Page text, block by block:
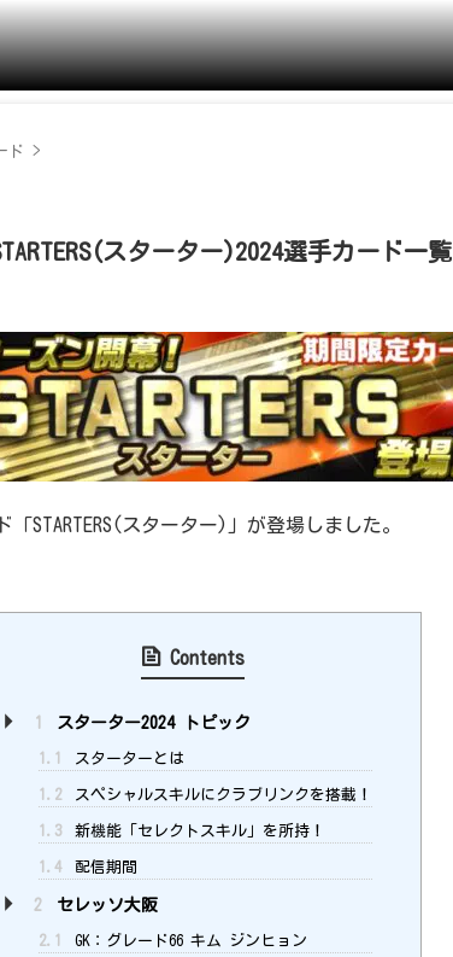
ド >
スターター)2024選手カード一覧
STARTERS(スターター)」が登場しました。
Contents
1 スターター2024 トピック
1.1 スターターとは
1.2 スペシャルスキルにクラブリンクを搭載！
1.3 新機能「セレクトスキル」を所持！
1.4 配信期間
2 セレッソ大阪
2.1 GK：グレード66 キム ジンヒョン